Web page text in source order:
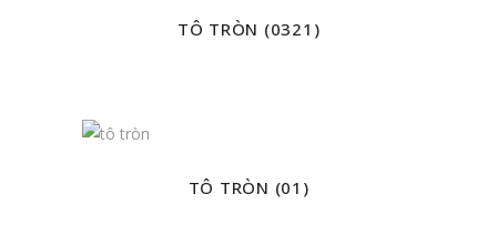
TÔ TRÒN (0321)
TÔ TRÒN (01)